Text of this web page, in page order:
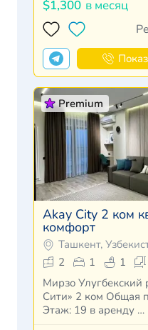
$1,300 в месяц
Premium
Akay City 2 ком квартира класс
комфорт
Ташкент,
2
1 1
Мирзо
Сити» 2 ком Общая
Этаж: 19 в аренду …